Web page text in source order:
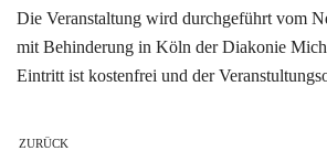
Die Veranstaltung wird durchgeführt vom
mit Behinderung in Köln der Diakonie
Eintritt ist kostenfrei und der
ZURÜCK